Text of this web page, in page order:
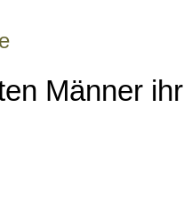
Männer